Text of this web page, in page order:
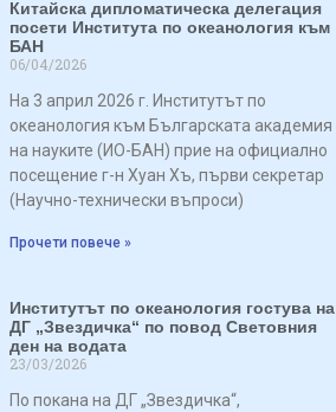
Китайска дипломатическа делегация
посети Института по океанология към
БАН
06/04/2026
На 3 април 2026 г. Институтът по
океанология към Българската академия
на науките (ИО-БАН) прие на официално
посещение г-н Хуан Хъ, първи секретар
(Научно-технически въпроси)
Прочети повече »
Институтът по океанология гостува на
ДГ „Звездичка“ по повод Световния
ден на водата
23/03/2026
По покана на ДГ „Звездичка“,